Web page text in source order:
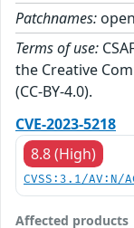
Patchnames:
Terms of use:
the Creative
(CC-BY-4.0).
CVE-2023-5218
8.8 (High)
CVSS:3.1/AV:N/
Affected products